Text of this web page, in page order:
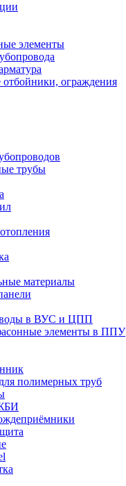
элементы
ограждения
трубы
материалы
в ВУС и ЦПП
элементы в ППУ
полимерных труб